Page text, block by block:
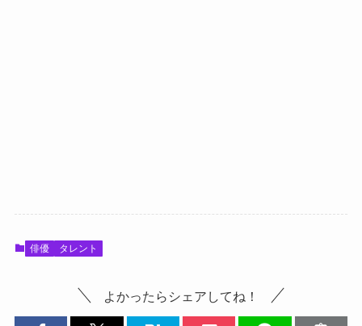
俳優 タレント
よかったらシェアしてね！